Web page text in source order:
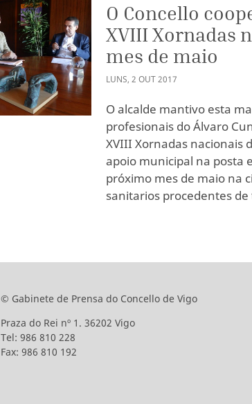
O Concello
XVIII Xornadas
mes de maio
LUNS,2 OUT2017
O alcalde mantivo esta
profesionais do Álvaro
XVIII Xornadas nacionais
apoio municipal na posta
próximo mes de maio na
sanitarios procedentes de
© Gabinete de Prensa do Concello de Vigo
Praza do Rei nº 1. 36202 Vigo
Tel: 986 810 228
Fax: 986 810 192